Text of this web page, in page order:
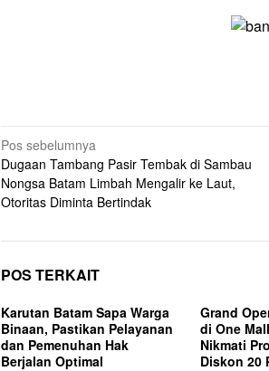
Navigasi
pos
Pos sebelumnya
Dugaan Tambang Pasir Tembak di Sambau
Nongsa Batam Limbah Mengalir ke Laut,
Otoritas Diminta Bertindak
POS TERKAIT
Karutan Batam Sapa Warga
Binaan, Pastikan Pelayanan
dan Pemenuhan Hak
Berjalan Optimal
Grand
di One
Nikmati
Diskon 20